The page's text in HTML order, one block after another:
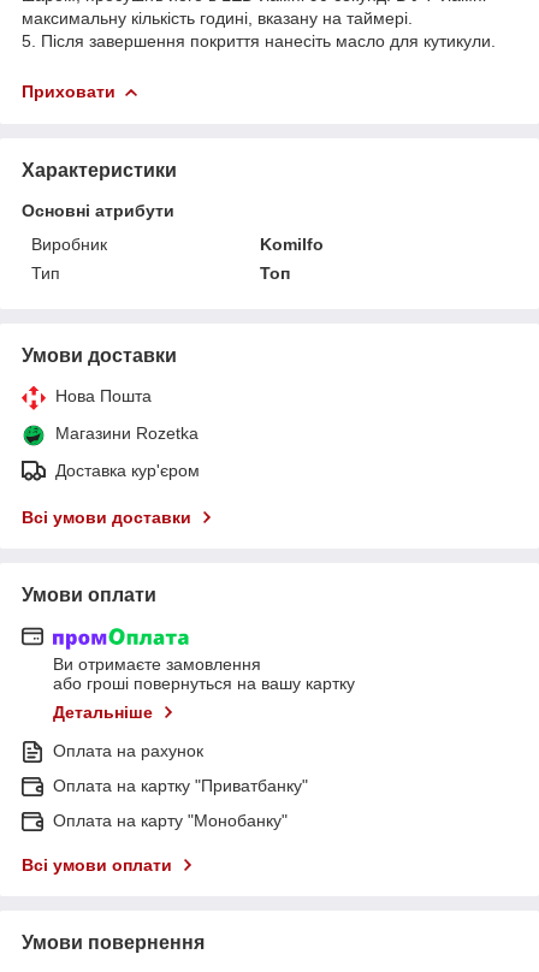
максимальну кількість годині, вказану на таймері.
5. Після завершення покриття нанесіть масло для кутикули.
Приховати
Характеристики
Основні атрибути
Виробник
Komilfo
Тип
Топ
Умови доставки
Нова Пошта
Магазини Rozetka
Доставка кур'єром
Всі умови доставки
Умови оплати
Ви отримаєте замовлення
або гроші повернуться на вашу картку
Детальніше
Оплата на рахунок
Оплата на картку "Приватбанку"
Оплата на карту "Монобанку"
Всі умови оплати
Умови повернення